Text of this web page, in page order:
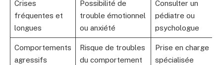
Crises
fréquentes et
longues
Possibilité de
trouble émotionnel
ou anxiété
Consulter un
pédiatre ou
psychologue
Comportements
agressifs
Risque de troubles
du comportement
Prise en charge
spécialisée